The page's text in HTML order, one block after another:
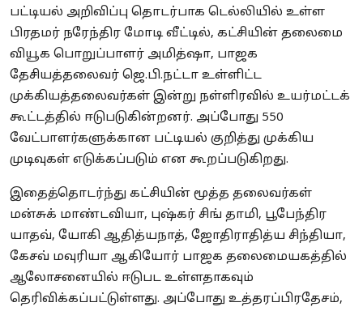
பட்டியல் அறிவிப்பு தொடர்பாக டெல்லியில் உள்ள
பிரதமர் நரேந்திர மோடி வீட்டில், கட்சியின் தலைமை
வியூக பொறுப்பாளர் அமித்ஷா, பாஜக
தேசியத்தலைவர் ஜெ.பி.நட்டா உள்ளிட்ட
முக்கியத்தலைவர்கள் இன்று நள்ளிரவில் உயர்மட்டக்
கூட்டத்தில் ஈடுபடுகின்றனர். அப்போது 550
வேட்பாளர்களுக்கான பட்டியல் குறித்து முக்கிய
முடிவுகள் எடுக்கப்படும் என கூறப்படுகிறது.
இதைத்தொடர்ந்து கட்சியின் மூத்த தலைவர்கள்
மன்சுக் மாண்டவியா, புஷ்கர் சிங் தாமி, பூபேந்திர
யாதவ், யோகி ஆதித்யநாத், ஜோதிராதித்ய சிந்தியா,
கேசவ் மவுரியா ஆகியோர் பாஜக தலைமையகத்தில்
ஆலோசனையில் ஈடுபட உள்ளதாகவும்
தெரிவிக்கப்பட்டுள்ளது. அப்போது உத்தரப்பிரதேசம்,